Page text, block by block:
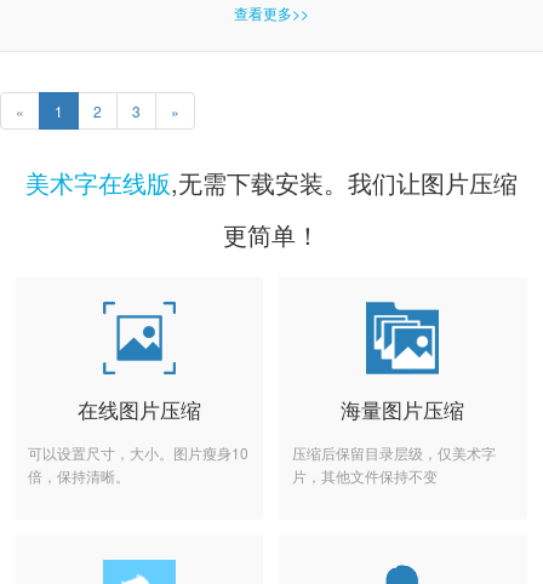
查看更多>>
« 1 2 3 »
美术字在线版,无需下载安装。我们让图片压缩
更简单！
在线图片压缩
可以设置尺寸，大小。图片瘦身10
倍，保持清晰。
海量图片压缩
压缩后保留目录层级，仅美术字
片，其他文件保持不变